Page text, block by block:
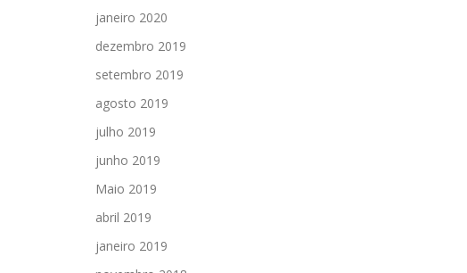
janeiro 2020
dezembro 2019
setembro 2019
agosto 2019
julho 2019
junho 2019
Maio 2019
abril 2019
janeiro 2019